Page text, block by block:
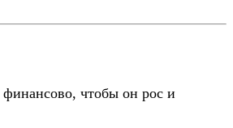
чтобы он рос и